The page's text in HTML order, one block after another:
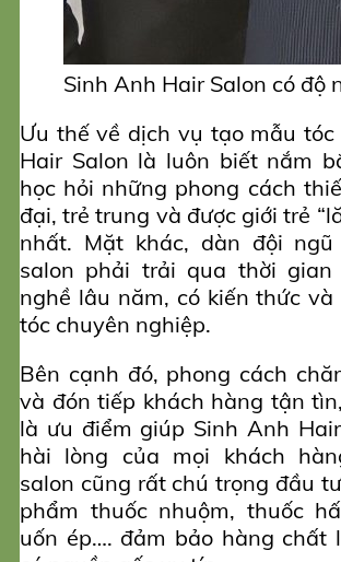
Sinh Anh Hair Salon có
Ưu thế về dịch vụ tạo mẫu
Hair Salon là luôn biết nắm
học hỏi những phong cách
đại, trẻ trung và được giới trẻ
nhất. Mặt khác, dàn đội
salon phải trải qua thời
nghề lâu năm, có kiến thức
tóc chuyên nghiệp.
Bên cạnh đó, phong cách
và đón tiếp khách hàng tận
là ưu điểm giúp Sinh Anh
hài lòng của mọi khách
salon cũng rất chú trọng đầu
phẩm thuốc nhuộm, thuốc
uốn ép…. đảm bảo hàng chất